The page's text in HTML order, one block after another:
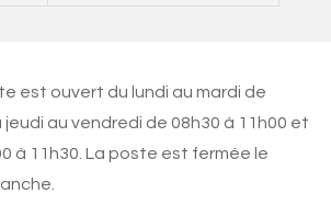
est ouvert du lundi au mardi de
jeudi au vendredi de 08h30 à 11h00 et
à 11h30. La poste est fermée le